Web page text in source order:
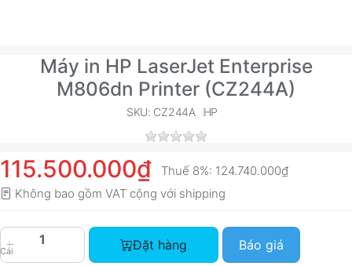
Máy in HP LaserJet Enterprise
M806dn Printer (CZ244A)
SKU: CZ244A HP
115.500.000₫ Thuế 8%: 124.740.000₫
Không bao gồm VAT cộng với shipping
Cái
Máy in HP LaserJet Enterprise M806dn Printer
Đặt hàng Báo giá